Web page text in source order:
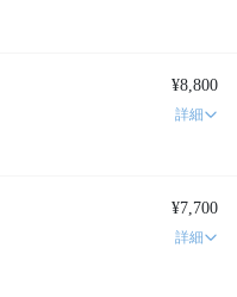
¥8,800
詳細
¥7,700
詳細